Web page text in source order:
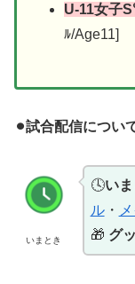
U-11女子
ﾙ/Age11]
⚫︎試合配信につい
いまとき
🕓いま
ル・
🎁 グ